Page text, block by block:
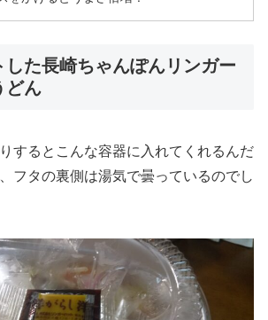
した長崎ちゃんぽんリンガー
どん
するとこんな容器に入れてくれるんだ
フタの裏側は湯気で曇っているのでし